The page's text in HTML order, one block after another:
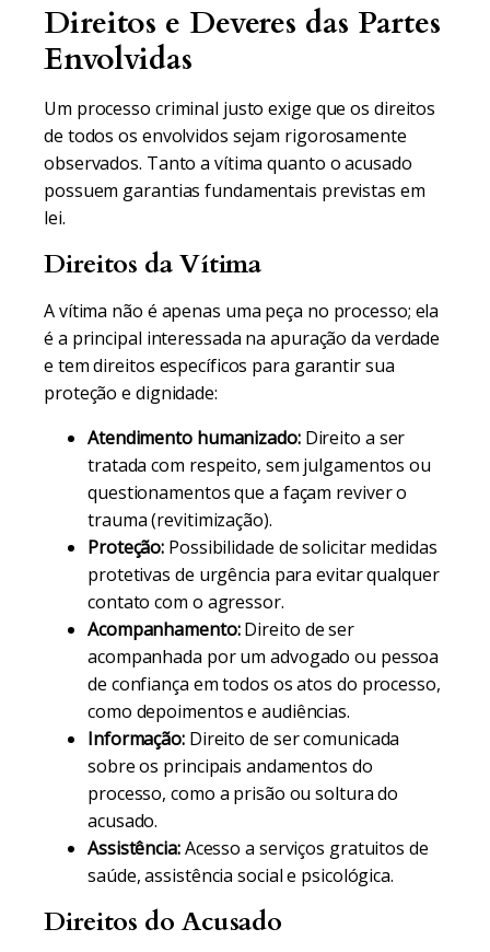
Direitos e Deveres das Partes
Envolvidas
Um processo criminal justo exige que os direitos
de todos os envolvidos sejam rigorosamente
observados. Tanto a vítima quanto o acusado
possuem garantias fundamentais previstas em
lei.
Direitos da Vítima
A vítima não é apenas uma peça no processo; ela
é a principal interessada na apuração da verdade
e tem direitos específicos para garantir sua
proteção e dignidade:
Atendimento humanizado:Direito a ser
tratada com respeito, sem julgamentos ou
questionamentos que a façam reviver o
trauma (revitimização).
Proteção: Possibilidade de solicitar medidas
protetivas de urgência para evitar qualquer
contato com o agressor.
Acompanhamento:Direito de ser
acompanhada por um advogado ou pessoa
de confiança em todos os atos do processo,
como depoimentos e audiências.
Informação:Direito de ser comunicada
sobre os principais andamentos do
processo, como a prisão ou soltura do
acusado.
Assistência:Acesso a serviços gratuitos de
saúde, assistência social e psicológica.
Direitos do Acusado